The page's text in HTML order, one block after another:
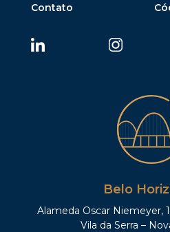
Contato
Belo
Alameda Oscar Niemeyer,
Vila da Serra –